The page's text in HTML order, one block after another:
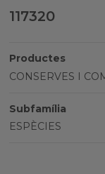
117320
Productes
CONSERVES I
Subfamília
ESPÈCIES